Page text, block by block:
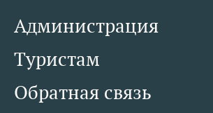
Администрация
Туристам
Обратная связь